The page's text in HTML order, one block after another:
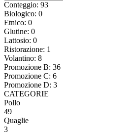
Conteggio: 93
Biologico: 0
Etnico: 0
Glutine: 0
Lattosio: 0
Ristorazione: 1
Volantino: 8
Promozione B: 36
Promozione C: 6
Promozione D: 3
CATEGORIE
Pollo
49
Quaglie
3